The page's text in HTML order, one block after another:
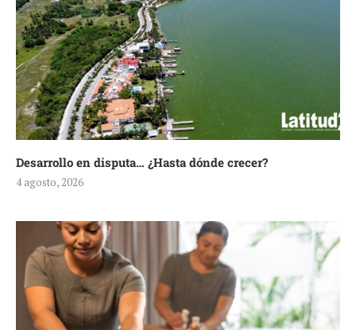
Desarrollo en disputa… ¿Hasta dónde crecer?
4 agosto, 2026